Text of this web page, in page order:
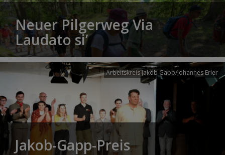
Neuer Pilgerweg Via
Laudato si’
Arbeitskreis Jakob Gapp/Johannes Erler
Jakob-Gapp-Preis